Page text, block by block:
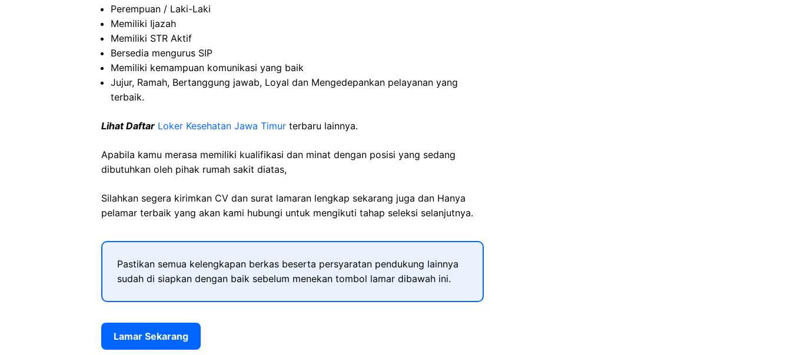
Perempuan / Laki-Laki
Memiliki Ijazah
Memiliki STR Aktif
Bersedia mengurus SIP
Memiliki kemampuan komunikasi yang baik
Jujur, Ramah, Bertanggung jawab, Loyal dan Mengedepankan pelayanan yang
terbaik.
Lihat Daftar Loker Kesehatan Jawa Timur terbaru lainnya.
Apabila kamu merasa memiliki kualifikasi dan minat dengan posisi yang sedang
dibutuhkan oleh pihak rumah sakit diatas,
Silahkan segera kirimkan CV dan surat lamaran lengkap sekarang juga dan Hanya
pelamar terbaik yang akan kami hubungi untuk mengikuti tahap seleksi selanjutnya.
Pastikan semua kelengkapan berkas beserta persyaratan pendukung lainnya
sudah di siapkan dengan baik sebelum menekan tombol lamar dibawah ini.
Lamar Sekarang